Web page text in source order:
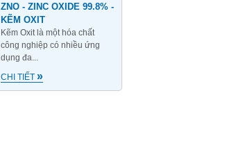
ZNO - ZINC OXIDE 99.8% -
KẼM OXIT
Kẽm Oxit là một hóa chất
công nghiệp có nhiều ứng
dụng đa...
CHI TIẾT»